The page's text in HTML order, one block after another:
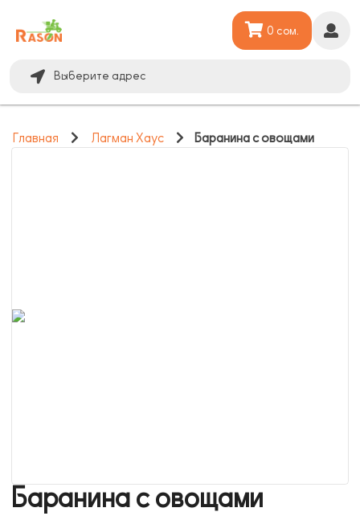
Выберите адрес
0 сом.
Главная Лагман Хаус Баранина с овощами
Баранина с овощами